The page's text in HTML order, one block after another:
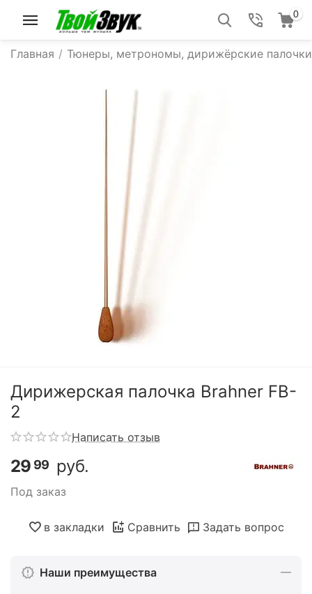
0
Главная / Тюнеры, метрономы, дирижёрские палочки
Дирижерская палочка Brahner FB-
2
Написать отзыв
29 99 руб.
Под заказ
в закладки Сравнить Задать вопрос
Наши преимущества